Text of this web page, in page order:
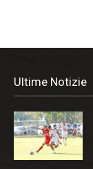
Ultime Notizie